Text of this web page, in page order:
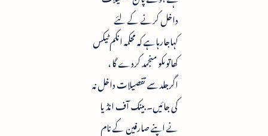
داخل کرنے کے لئے
کہاجارہاہے کہ محکمہ انکم ٹیکس
کھاتوںکو منجمد کردے گا ،
اگرجلدسے تفصیلات داخل نہ
کی جائیں۔ بینک آف انڈیا
نے اپنے صارفین کے نام